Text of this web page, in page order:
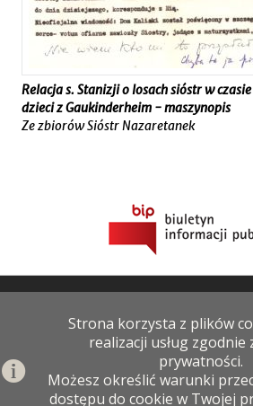
Strona korzysta z plików
realizacji usług zgodnie
prywatności.
Możesz określić warunki
dostępu do cookie w Twojej
Relacja s. Stanizji o losach sióstr w
dzieci z Gaukinderheim - maszynopis
Ze zbiorów Sióstr Nazaretanek
ul. Poznańska 207, 62-
woj. wielkopolskie
telefon: +48 62 767
fax: +48 62 767 10